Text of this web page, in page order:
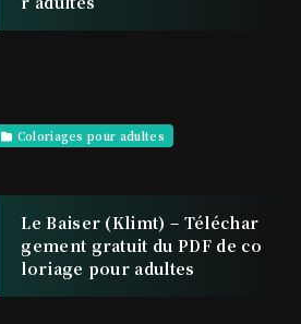
Coloriages pour adultes
Le Baiser (Klimt) – Téléchar
gement gratuit du PDF de co
loriage pour adultes